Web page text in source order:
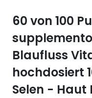
60 von 100
Blaufluss
hochdosiert
Selen - Haut